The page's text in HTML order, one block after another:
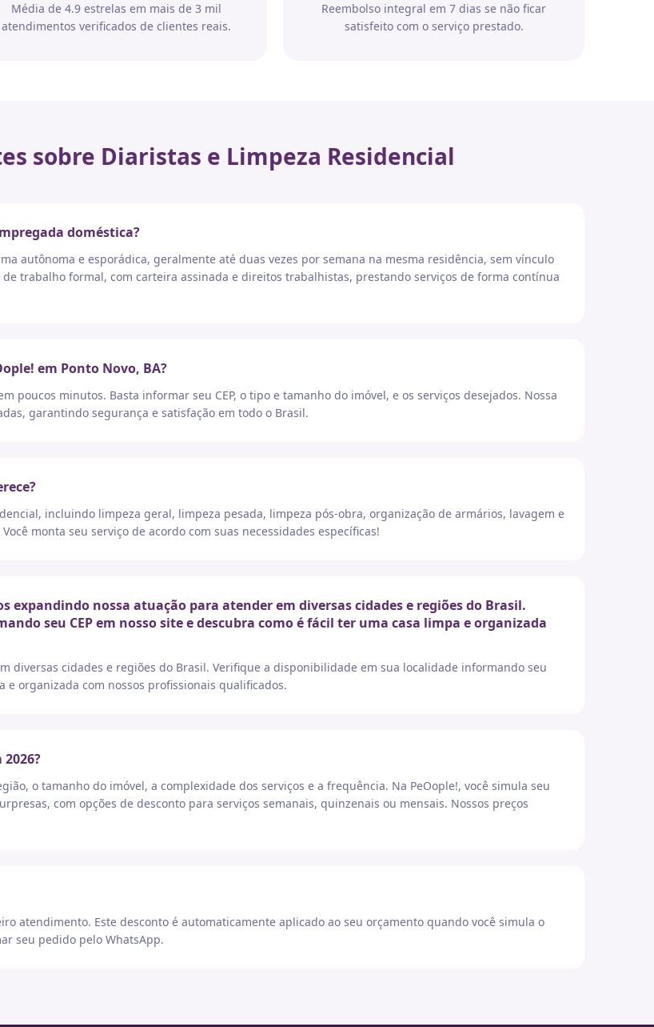
Média de 4.9 estrelas em mais de 3 mil
atendimentos verificados de clientes reais.
Reembolso integral em 7 dias se não ficar
satisfeito com o serviço prestado.
sobre Diaristas e Limpeza Residencial
doméstica?
autônoma e esporádica, geralmente até duas vezes por semana na mesma residência, sem vínculo
trabalho formal, com carteira assinada e direitos trabalhistas, prestando serviços de forma contínua
em Ponto Novo, BA?
poucos minutos. Basta informar seu CEP, o tipo e tamanho do imóvel, e os serviços desejados. Nossa
garantindo segurança e satisfação em todo o Brasil.
incluindo limpeza geral, limpeza pesada, limpeza pós-obra, organização de armários, lavagem e
monta seu serviço de acordo com suas necessidades específicas!
expandindo nossa atuação para atender em diversas cidades e regiões do Brasil.
seu CEP em nosso site e descubra como é fácil ter uma casa limpa e organizada
diversas cidades e regiões do Brasil. Verifique a disponibilidade em sua localidade informando seu
e organizada com nossos profissionais qualificados.
o tamanho do imóvel, a complexidade dos serviços e a frequência. Na PeOople!, você simula seu
com opções de desconto para serviços semanais, quinzenais ou mensais. Nossos preços
atendimento. Este desconto é automaticamente aplicado ao seu orçamento quando você simula o
seu pedido pelo WhatsApp.